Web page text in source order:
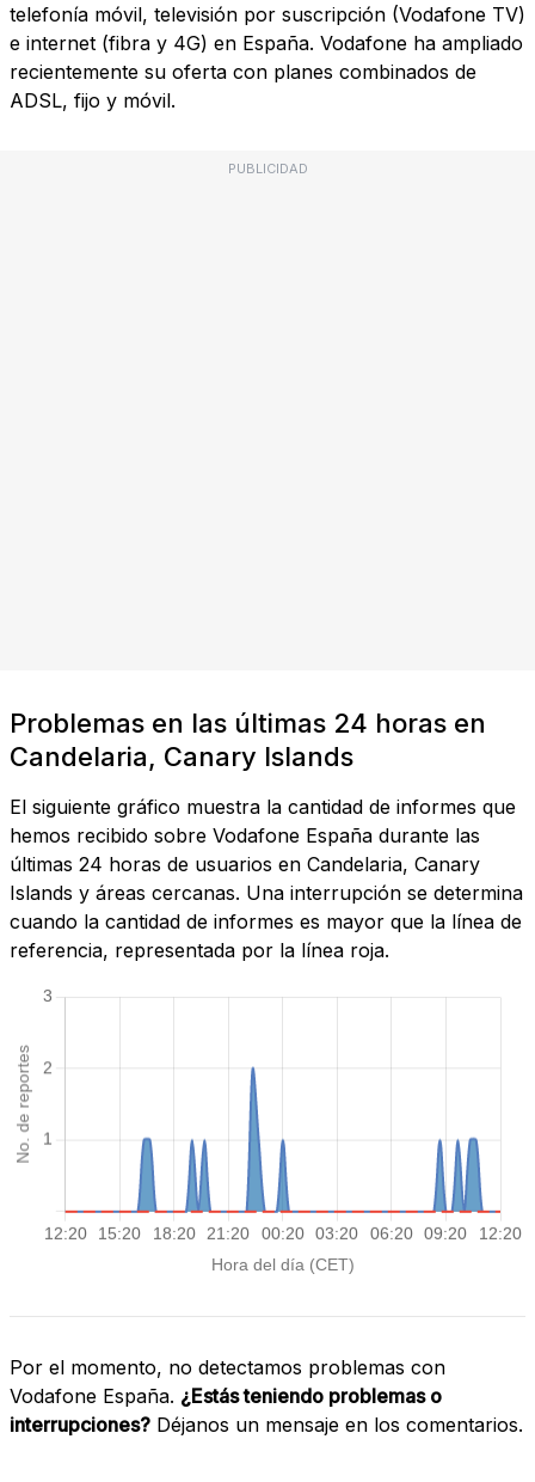
telefonía móvil, televisión por suscripción (Vodafone TV)
e internet (fibra y 4G) en España. Vodafone ha ampliado
recientemente su oferta con planes combinados de
ADSL, fijo y móvil.
PUBLICIDAD
Problemas en las últimas 24 horas en
Candelaria, Canary Islands
El siguiente gráfico muestra la cantidad de informes que
hemos recibido sobre Vodafone España durante las
últimas 24 horas de usuarios en Candelaria, Canary
Islands y áreas cercanas. Una interrupción se determina
cuando la cantidad de informes es mayor que la línea de
referencia, representada por la línea roja.
Por el momento, no detectamos problemas con
Vodafone España. ¿Estás teniendo problemas o
interrupciones? Déjanos un mensaje en los comentarios.